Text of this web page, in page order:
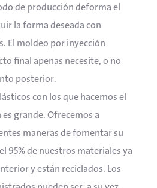
de producción deforma el
la forma deseada con
El moldeo por inyección
final apenas necesite, o no
posterior.
con los que hacemos el
grande. Ofrecemos a
maneras de fomentar su
95% de nuestros materiales ya
y están reciclados. Los